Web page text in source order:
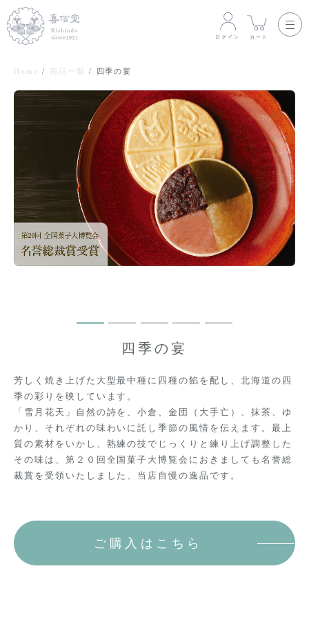
ログイン カート
Home 商品一覧 四季の宴
四季の宴
芳しく焼き上げた大型最中種に四種の餡を配し、北海道の四
季の彩りを映しています。
「雪月花天」自然の詩を、小倉、金団（大手亡）、抹茶、ゆ
かり、それぞれの味わいに託し季節の風情を伝えます。最上
質の素材をいかし、熟練の技でじっくりと練り上げ調整した
その味は、第２０回全国菓子大博覧会におきましても名誉総
裁賞を受領いたしました、当店自慢の逸品です。
ご購入はこちら